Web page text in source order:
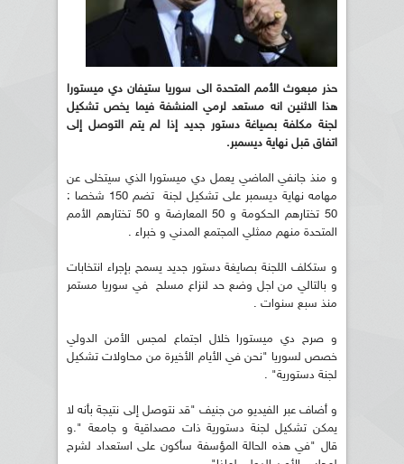
حذر مبعوث الأمم المتحدة الى سوريا ستيفان دي ميستورا
هذا الاثنين انه مستعد لرمي المنشفة فيما يخص تشكيل
لجنة مكلفة بصياغة دستور جديد إذا لم يتم التوصل إلى
اتفاق قبل نهاية ديسمبر.
و منذ جانفي الماضي يعمل دي ميستورا الذي سيتخلى عن
مهامه نهاية ديسمبر على تشكيل لجنة تضم 150 شخصا :
50 تختارهم الحكومة و 50 المعارضة و 50 تختارهم الأمم
المتحدة منهم ممثلي المجتمع المدني و خبراء .
و ستكلف اللجنة بصايغة دستور جديد يسمح بإجراء انتخابات
و بالتالي من اجل وضع حد لنزاع مسلح في سوريا مستمر
منذ سبع سنوات .
و صرح دي ميستورا خلال اجتماع لمجس الأمن الدولي
خصص لسوريا "نحن في الأيام الأخيرة من محاولات تشكيل
لجنة دستورية" .
و أضاف عبر الفيديو من جنيف "قد نتوصل إلى نتيجة بأنه لا
يمكن تشكيل لجنة دستورية ذات مصداقية و جامعة ".و
قال "في هذه الحالة المؤسفة سأكون على استعداد لشرح